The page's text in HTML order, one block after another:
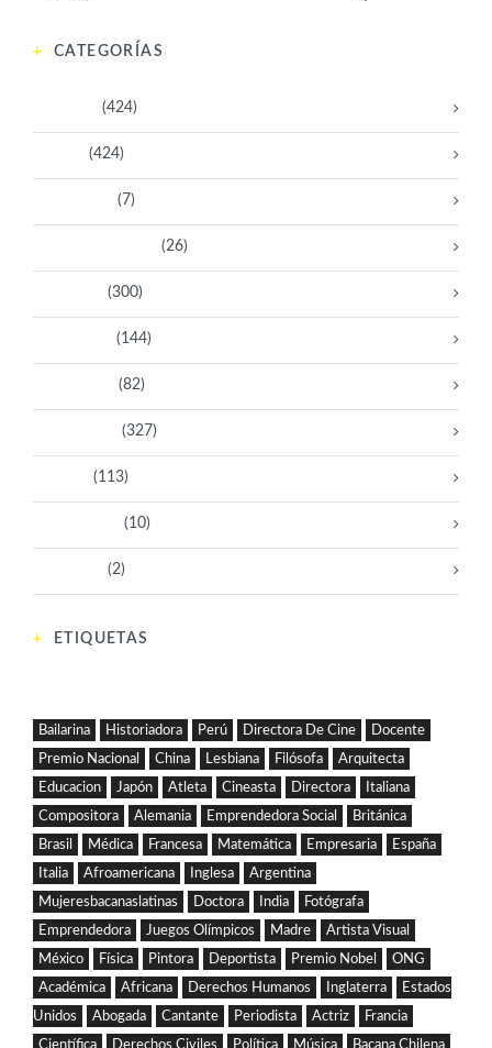
CATEGORÍAS
(424)
(424)
(7)
(26)
(300)
(144)
(82)
(327)
(113)
(10)
(2)
ETIQUETAS
Bailarina Historiadora Perú Directora De Cine
Docente
Premio Nacional
China Lesbiana Filósofa
Arquitecta
Educacion
Japón Atleta Cineasta Directora
Italiana
Compositora
Alemania Emprendedora Social
Británica
Brasil
Médica Francesa Matemática Empresaria
España
Italia
Afroamericana Inglesa
Argentina
Mujeresbacanaslatinas
Doctora India
Fotógrafa
Emprendedora
Juegos Olímpicos Madre
Artista Visual
México
Física Pintora Deportista Premio Nobel
ONG
Académica
Africana Derechos Humanos Inglaterra
Estados
Unidos
Abogada Cantante Periodista Actriz
Francia
Científica
Derechos Civiles Política Música Bacana Chilena